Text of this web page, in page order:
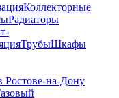
Коллекторные
Радиаторы
ТрубыШкафы
Ростове-на-Дону